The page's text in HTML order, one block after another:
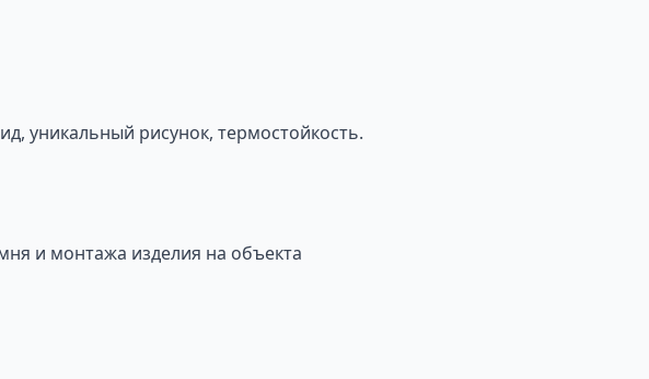
уникальный рисунок, термостойкость.
и монтажа изделия на объекта